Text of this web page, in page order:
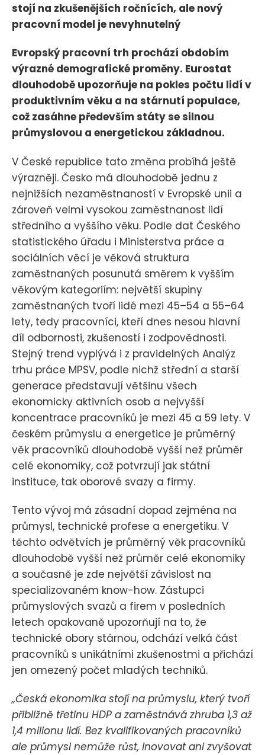
stojí na zkušenějších ročnících, ale nový
pracovní model je nevyhnutelný
Evropský pracovní trh prochází obdobím
výrazné demografické proměny. Eurostat
dlouhodobě upozorňuje na pokles počtu lidí v
produktivním věku a na stárnutí populace,
což zasáhne především státy se silnou
průmyslovou a energetickou základnou.
V České republice tato změna probíhá ještě
výrazněji. Česko má dlouhodobě jednu z
nejnižších nezaměstnaností v Evropské unii a
zároveň velmi vysokou zaměstnanost lidí
středního a vyššího věku. Podle dat Českého
statistického úřadu i Ministerstva práce a
sociálních věcí je věková struktura
zaměstnaných posunutá směrem k vyšším
věkovým kategoriím: největší skupiny
zaměstnaných tvoří lidé mezi 45–54 a 55–64
lety, tedy pracovníci, kteří dnes nesou hlavní
díl odbornosti, zkušeností i zodpovědnosti.
Stejný trend vyplývá i z pravidelných Analýz
trhu práce MPSV, podle nichž střední a starší
generace představují většinu všech
ekonomicky aktivních osob a nejvyšší
koncentrace pracovníků je mezi 45 a 59 lety. V
českém průmyslu a energetice je průměrný
věk pracovníků dlouhodobě vyšší než průměr
celé ekonomiky, což potvrzují jak státní
instituce, tak oborové svazy a firmy.
Tento vývoj má zásadní dopad zejména na
průmysl, technické profese a energetiku. V
těchto odvětvích je průměrný věk pracovníků
dlouhodobě vyšší než průměr celé ekonomiky
a současně je zde největší závislost na
specializovaném know-how. Zástupci
průmyslových svazů a firem v posledních
letech opakovaně upozorňují na to, že
technické obory stárnou, odchází velká část
pracovníků s unikátními zkušenostmi a přichází
jen omezený počet mladých techniků.
„Česká ekonomika stojí na průmyslu, který tvoří
přibližně třetinu HDP a zaměstnává zhruba 1,3 až
1,4 milionu lidí. Bez kvalifikovaných pracovníků
ale průmysl nemůže růst, inovovat ani zvyšovat